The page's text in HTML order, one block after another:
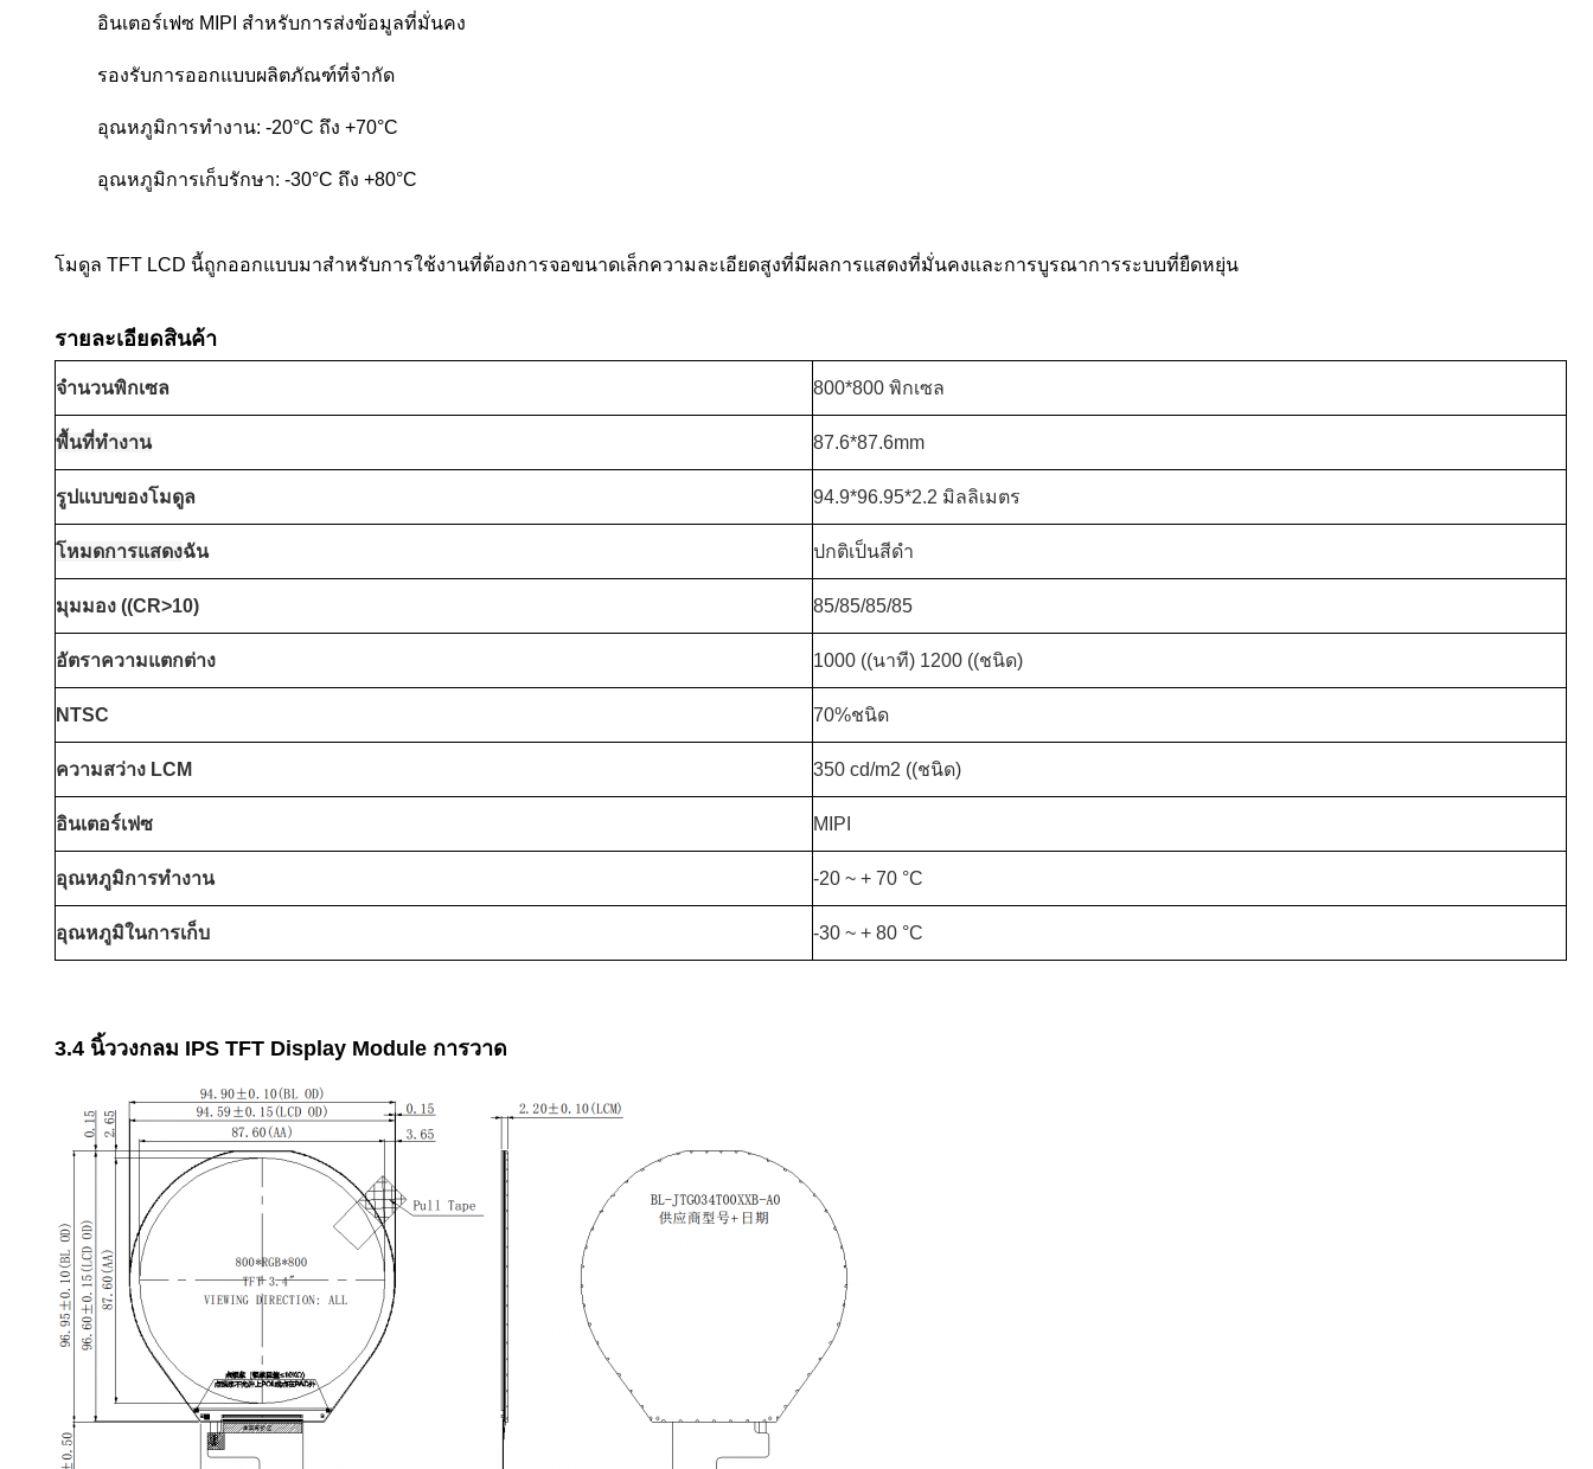
อินเตอร์เฟซ MIPI สําหรับการส่งข้อมูลที่มั่นคง
รองรับการออกแบบผลิตภัณฑ์ที่จํากัด
อุณหภูมิการทํางาน: -20°C ถึง +70°C
อุณหภูมิการเก็บรักษา: -30°C ถึง +80°C
โมดูล TFT LCD นี้ถูกออกแบบมาสําหรับการใช้งานที่ต้องการจอขนาดเล็กความละเอียดสูงที่มีผลการแสดงที่มั่นคงและการบูรณาการระบบที่ยืดหยุ่น
รายละเอียดสินค้า
จํานวนพิกเซล 800*800 พิกเซล
พื้นที่ทํางาน 87.6*87.6mm
รูปแบบของโมดูล 94.9*96.95*2.2 มิลลิเมตร
โหมดการแสดงฉัน ปกติเป็นสีดํา
มุมมอง ((CR>10) 85/85/85/85
อัตราความแตกต่าง 1000 ((นาที) 1200 ((ชนิด)
NTSC 70%ชนิด
ความสว่าง LCM 350 cd/m2 ((ชนิด)
อินเตอร์เฟซ MIPI
อุณหภูมิการทํางาน -20 ~ + 70 °C
อุณหภูมิในการเก็บ -30 ~ + 80 °C
3.4 นิ้ววงกลม IPS TFT Display Module การวาด